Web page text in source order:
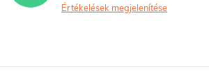
Értékelések megjelenítése